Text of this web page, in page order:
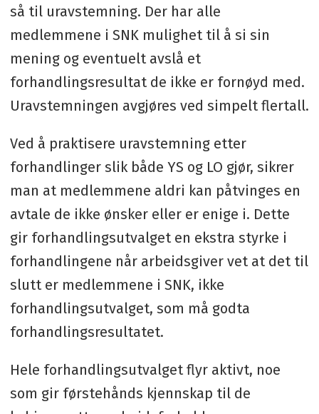
så til uravstemning. Der har alle
medlemmene i SNK mulighet til å si sin
mening og eventuelt avslå et
forhandlingsresultat de ikke er fornøyd med.
Uravstemningen avgjøres ved simpelt flertall.
Ved å praktisere uravstemning etter
forhandlinger slik både YS og LO gjør, sikrer
man at medlemmene aldri kan påtvinges en
avtale de ikke ønsker eller er enige i. Dette
gir forhandlingsutvalget en ekstra styrke i
forhandlingene når arbeidsgiver vet at det til
slutt er medlemmene i SNK, ikke
forhandlingsutvalget, som må godta
forhandlingsresultatet.
Hele forhandlingsutvalget flyr aktivt, noe
som gir førstehånds kjennskap til de